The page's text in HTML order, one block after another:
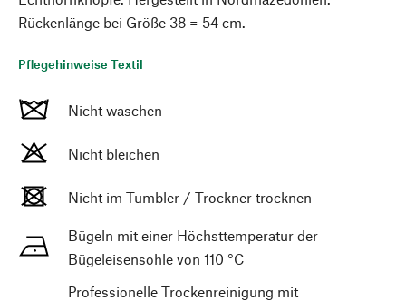
Rückenlänge bei Größe 38 = 54 cm.
Pflegehinweise Textil
Nicht waschen
Nicht bleichen
Nicht im Tumbler / Trockner trocknen
Bügeln mit einer Höchsttemperatur der
Bügeleisensohle von 110 °C
Professionelle Trockenreinigung mit